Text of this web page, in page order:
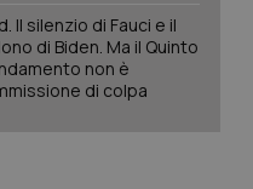
Il silenzio di Fauci e il
di Biden. Ma il Quinto
non è
di colpa